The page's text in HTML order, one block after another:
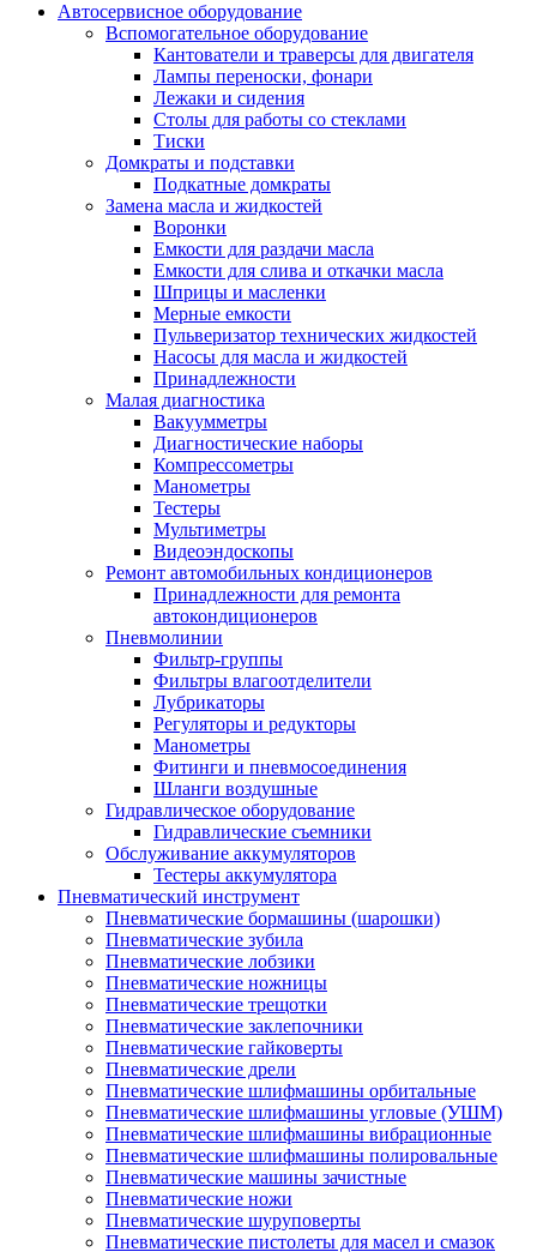
Автосервисное оборудование
Вспомогательное оборудование
Кантователи и траверсы для двигателя
Лампы переноски, фонари
Лежаки и сидения
Столы для работы со стеклами
Тиски
Домкраты и подставки
Подкатные домкраты
Замена масла и жидкостей
Воронки
Емкости для раздачи масла
Емкости для слива и откачки масла
Шприцы и масленки
Мерные емкости
Пульверизатор технических жидкостей
Насосы для масла и жидкостей
Принадлежности
Малая диагностика
Вакуумметры
Диагностические наборы
Компрессометры
Манометры
Тестеры
Мультиметры
Видеоэндоскопы
Ремонт автомобильных кондиционеров
Принадлежности для ремонта
автокондиционеров
Пневмолинии
Фильтр-группы
Фильтры влагоотделители
Лубрикаторы
Регуляторы и редукторы
Манометры
Фитинги и пневмосоединения
Шланги воздушные
Гидравлическое оборудование
Гидравлические съемники
Обслуживание аккумуляторов
Тестеры аккумулятора
Пневматический инструмент
Пневматические бормашины (шарошки)
Пневматические зубила
Пневматические лобзики
Пневматические ножницы
Пневматические трещотки
Пневматические заклепочники
Пневматические гайковерты
Пневматические дрели
Пневматические шлифмашины орбитальные
Пневматические шлифмашины угловые (УШМ)
Пневматические шлифмашины вибрационные
Пневматические шлифмашины полировальные
Пневматические машины зачистные
Пневматические ножи
Пневматические шуруповерты
Пневматические пистолеты для масел и смазок